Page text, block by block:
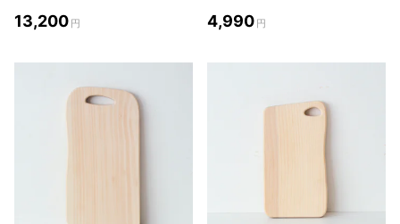
13,200 円 4,990 円